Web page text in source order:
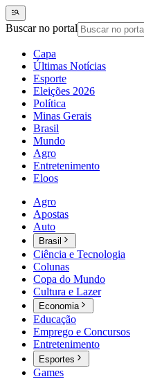
Buscar no portal
Capa
Últimas Notícias
Esporte
Eleições 2026
Política
Minas Gerais
Brasil
Mundo
Agro
Entretenimento
Eloos
Agro
Apostas
Auto
Brasil
Ciência e Tecnologia
Colunas
Copa do Mundo
Cultura e Lazer
Economia
Educação
Emprego e Concursos
Entretenimento
Esportes
Games